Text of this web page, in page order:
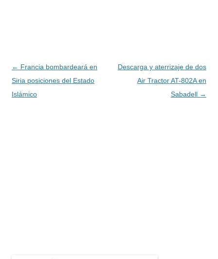
Navegación
de
entradas
← Francia bombardeará en
Siria posiciones del Estado
Islámico
Descarga y aterrizaje de dos
Air Tractor AT-802A en
Sabadell →